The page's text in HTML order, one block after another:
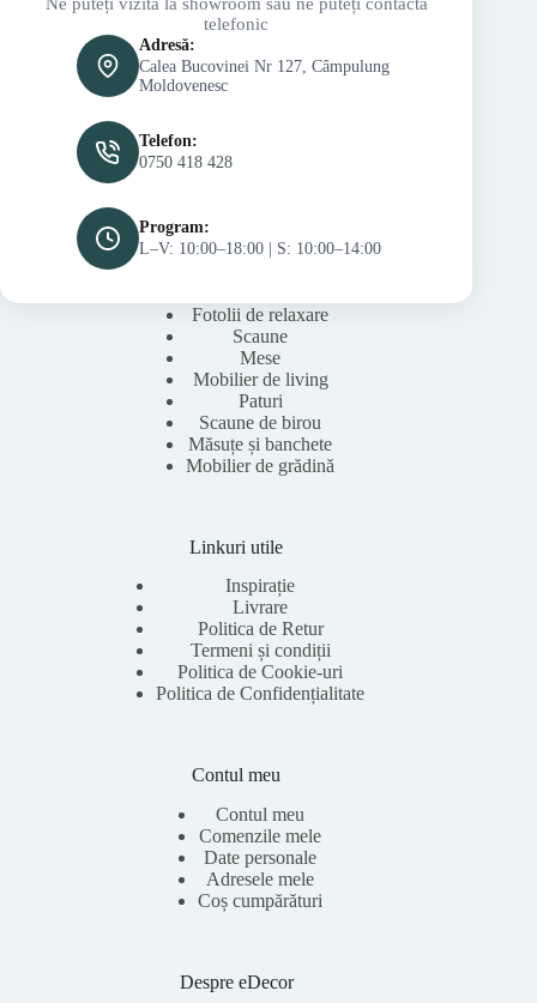
telefonic
Adresă:
Calea Bucovinei Nr 127, Câmpulung
Moldovenesc
Telefon:
0750 418 428
Program:
L–V: 10:00–18:00 | S: 10:00–14:00
Fotolii de relaxare
Scaune
Mese
Mobilier de living
Paturi
Scaune de birou
Măsuțe și banchete
Mobilier de grădină
Linkuri utile
Inspirație
Livrare
Politica de Retur
Termeni și condiții
Politica de Cookie-uri
Politica de Confidențialitate
Contul meu
Contul meu
Comenzile mele
Date personale
Adresele mele
Coș cumpărături
Despre eDecor